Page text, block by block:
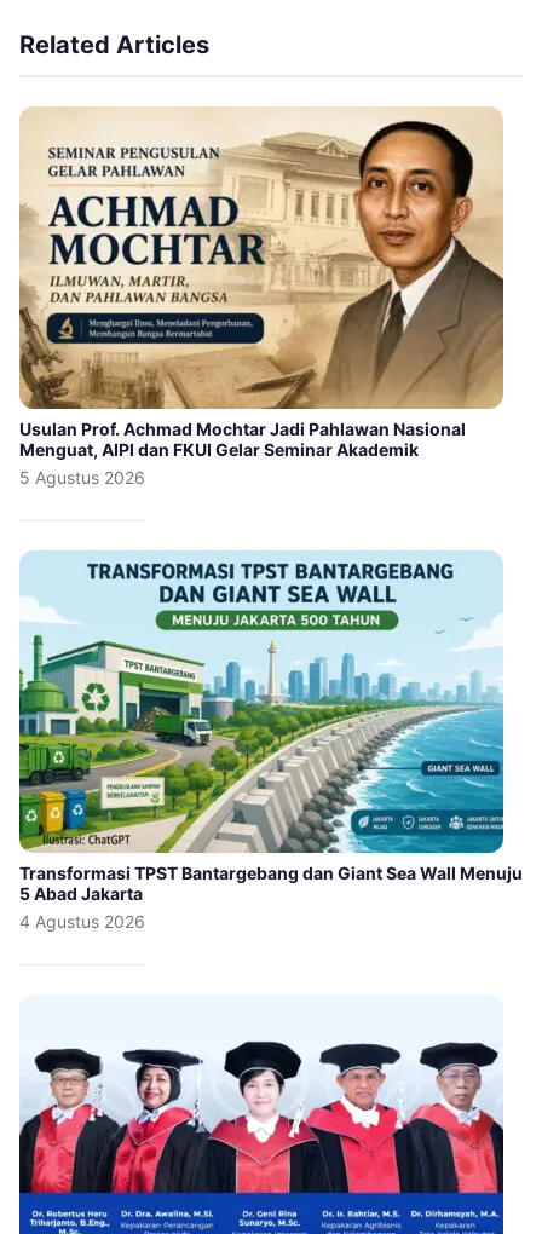
Related Articles
Usulan Prof. Achmad Mochtar Jadi Pahlawan Nasional
Menguat, AIPI dan FKUI Gelar Seminar Akademik
5 Agustus 2026
Transformasi TPST Bantargebang dan Giant Sea Wall Menuju
5 Abad Jakarta
4 Agustus 2026